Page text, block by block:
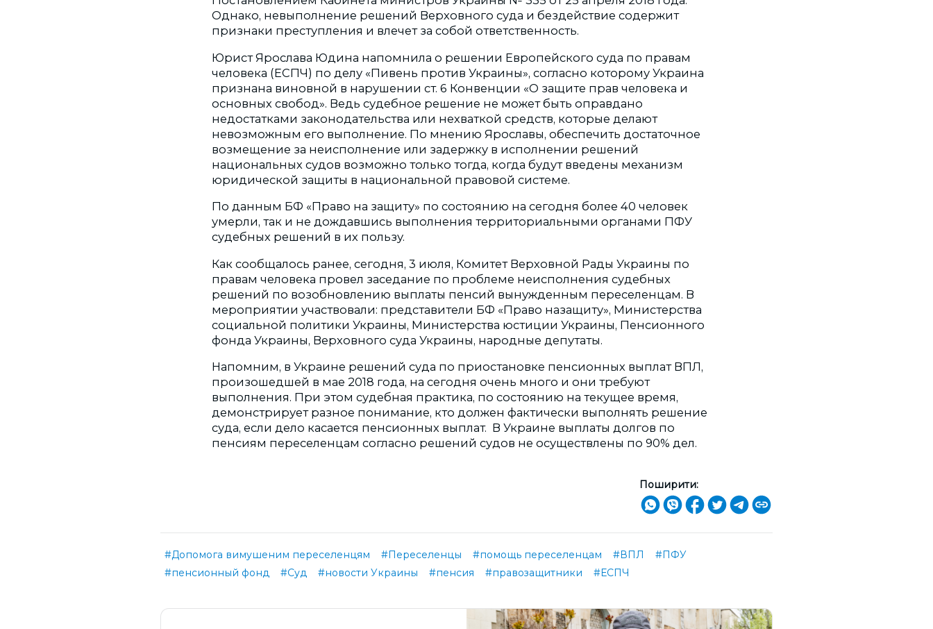
Однако, невыполнение решений Верховного суда и бездействие содержит
признаки преступления и влечет за собой ответственность.
Юрист Ярослава Юдина напомнила о решении Европейского суда по правам
человека (ЕСПЧ) по делу «Пивень против Украины», согласно которому Украина
признана виновной в нарушении ст. 6 Конвенции «О защите прав человека и
основных свобод». Ведь судебное решение не может быть оправдано
недостатками законодательства или нехваткой средств, которые делают
невозможным его выполнение. По мнению Ярославы, обеспечить достаточное
возмещение за неисполнение или задержку в исполнении решений
национальных судов возможно только тогда, когда будут введены механизм
юридической защиты в национальной правовой системе.
По данным БФ «Право на защиту» по состоянию на сегодня более 40 человек
умерли, так и не дождавшись выполнения территориальными органами ПФУ
судебных решений в их пользу.
Как сообщалось ранее, сегодня, 3 июля, Комитет Верховной Рады Украины по
правам человека провел заседание по проблеме неисполнения судебных
решений по возобновлению выплаты пенсий вынужденным переселенцам. В
мероприятии участвовали: представители БФ «Право назащиту», Министерства
социальной политики Украины, Министерства юстиции Украины, Пенсионного
фонда Украины, Верховного суда Украины, народные депутаты.
Напомним, в Украине решений суда по приостановке пенсионных выплат ВПЛ,
произошедшей в мае 2018 года, на сегодня очень много и они требуют
выполнения. При этом судебная практика, по состоянию на текущее время,
демонстрирует разное понимание, кто должен фактически выполнять решение
суда, если дело касается пенсионных выплат. В Украине выплаты долгов по
пенсиям переселенцам согласно решений судов не осуществлены ​​по 90% дел.
Поширити:
#Допомога вимушеним переселенцям #Переселенцы #помощь переселенцам #ВПЛ
#ПФУ
#пенсионный фонд
#Суд #новости Украины #пенсия #правозащитники #ЕСПЧ